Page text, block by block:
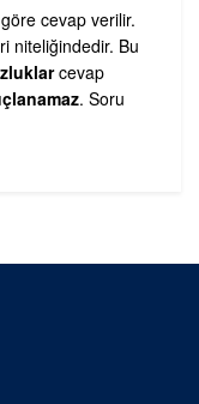
göre cevap verilir.
niteliğindedir. Bu
cevap
. Soru